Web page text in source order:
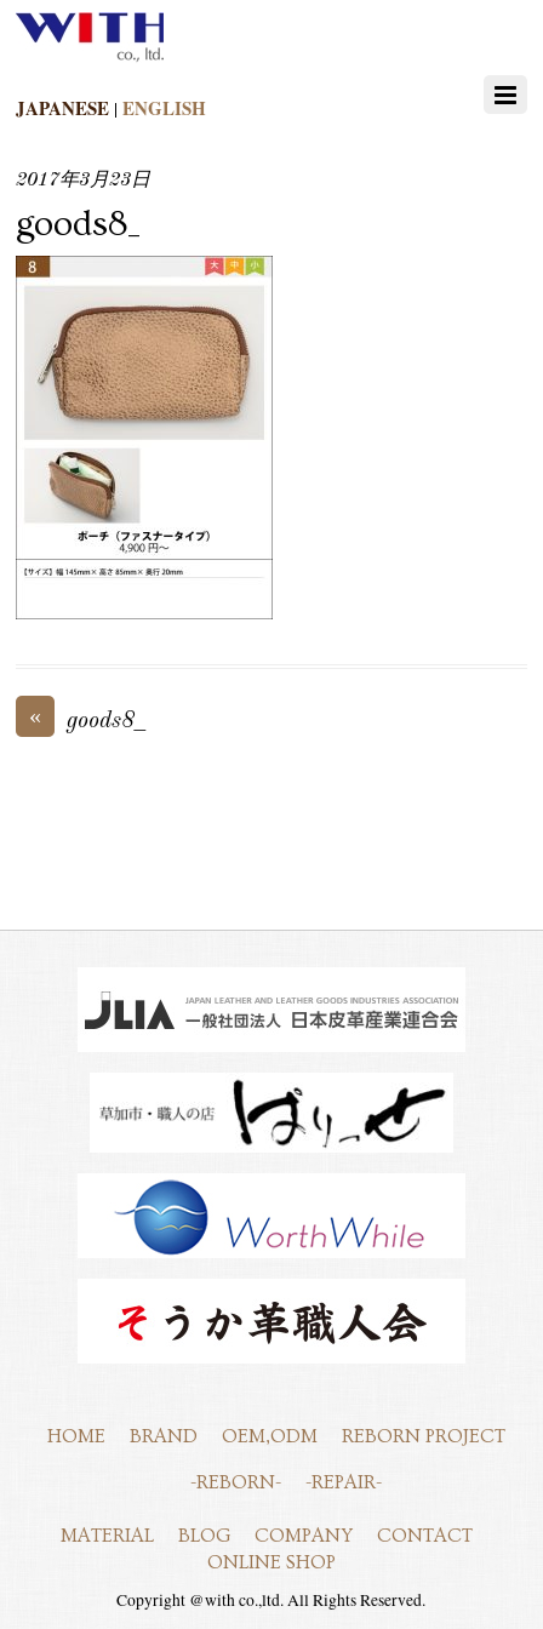
JAPANESE |ENGLISH
2017年3月23日
goods8_
« goods8_
HOME BRAND OEM,ODM REBORN PROJECT
-REBORN- -REPAIR-
MATERIAL BLOG COMPANY
CONTACT
ONLINE SHOP
Copyright @with co.,ltd. All Rights Reserved.